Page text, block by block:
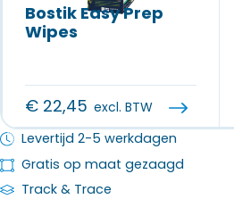
Bostik Easy Prep
Wipes
€ 22,45 excl. BTW
Levertijd 2-5 werkdagen
Gratis op maat gezaagd
Track & Trace